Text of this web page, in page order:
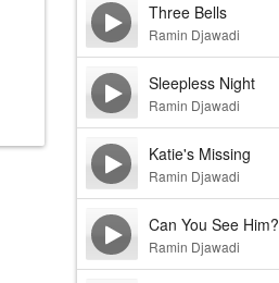
Three Bells
Ramin Djawadi
Sleepless Night
Ramin Djawadi
Katie's Missing
Ramin Djawadi
Can You See Him?
Ramin Djawadi